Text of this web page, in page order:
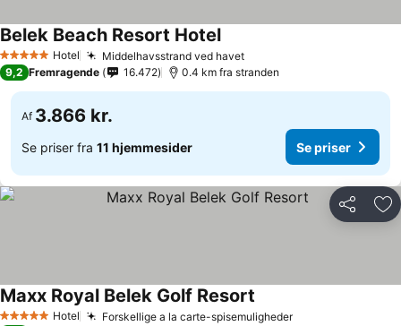
5 Stjerner Hotel Middelhavsstrand ved havet
Belek Beach Resort Hotel
9,2 Fremragende 16.472 0.4 km fra stranden
Af 3.866 kr.
Se priser fra 11 hjemmesider Se priser
Del
5 Stjerner Hotel Forskellige a la carte-spisemuligheder
Maxx Royal Belek Golf Resort